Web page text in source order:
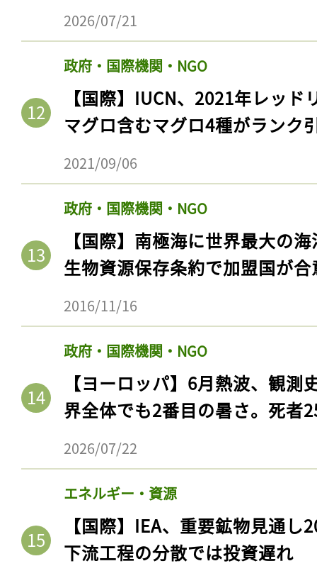
2026/07/21
政府・国際機関・NGO
【国際】IUCN、2021年レッ
マグロ含むマグロ4種がランク
2021/09/06
政府・国際機関・NGO
【国際】南極海に世界最大の
生物資源保存条約で加盟国が合
2016/11/16
政府・国際機関・NGO
【ヨーロッパ】6月熱波、観
界全体でも2番目の暑さ。死者
2026/07/22
エネルギー・資源
【国際】IEA、重要鉱物見通
下流工程の分散では投資遅れ
記事をお気に入りに
ログイン
会員登録